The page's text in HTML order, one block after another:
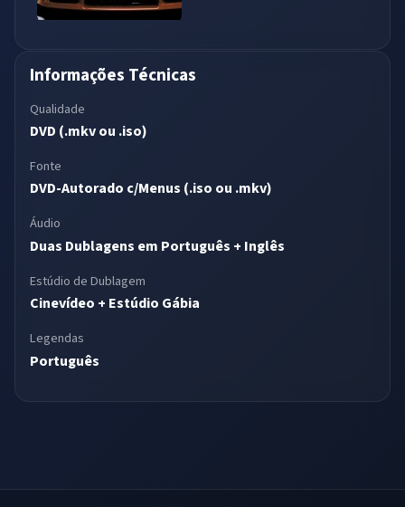
Informações Técnicas
Qualidade
DVD (.mkv ou .iso)
Fonte
DVD-Autorado c/Menus (.iso ou .mkv)
Áudio
Duas Dublagens em Português + Inglês
Estúdio de Dublagem
Cinevídeo + Estúdio Gábia
Legendas
Português